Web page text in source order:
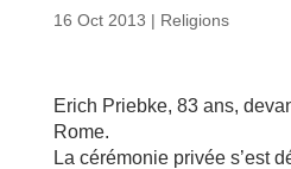
16 Oct 2013 | Religions
Erich Priebke, 83 ans,
Rome.
La cérémonie privée s’est